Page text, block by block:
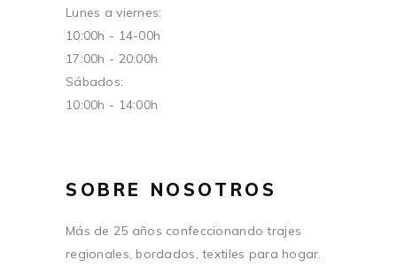
Lunes a viernes:
10:00h - 14-00h
17:00h - 20:00h
Sábados:
10:00h - 14:00h
SOBRE NOSOTROS
Más de 25 años confeccionando trajes
regionales, bordados, textiles para hogar.